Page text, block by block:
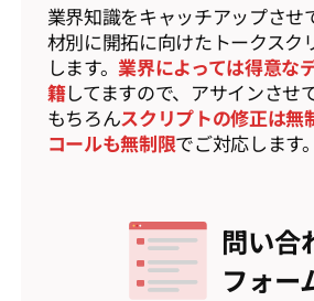
業界知識をキャッチアップさせ
材別に開拓に向けたトークスク
します。業界によっては得意な
籍してますので、アサインさせ
もちろんスクリプトの修正は無
コールも無制限でご対応します。
問い合
フォー